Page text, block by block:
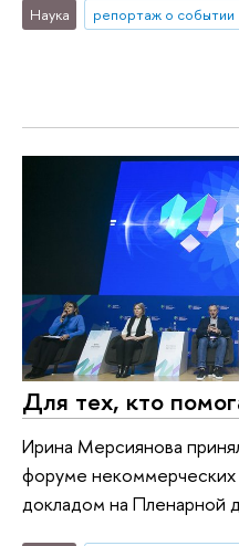
Наука репортаж о событии
Для тех, кто
Ирина Мерсиянова
форуме некоммерческих
докладом на Пленарной